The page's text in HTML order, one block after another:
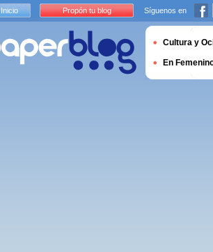
Inicio Propón tu blog Síguenos en
Cultura y
En